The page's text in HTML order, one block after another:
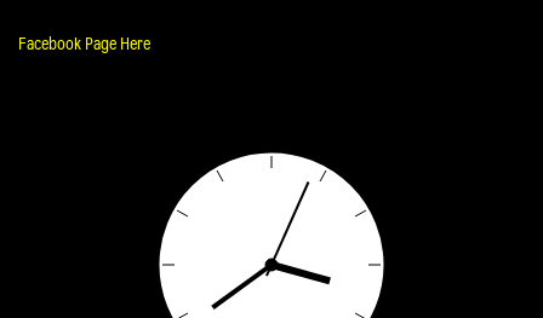
Facebook Page Here